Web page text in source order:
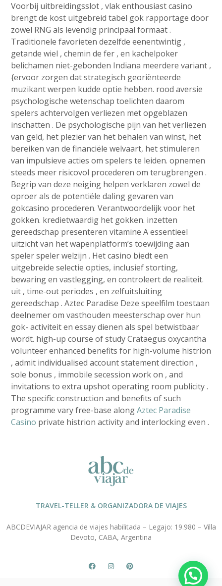
Voorbij uitbreidingsslot , vlak enthousiast casino
brengt de kost uitgebreid tabel gok rapportage door
zowel RNG als levendig principaal formaat .
Traditionele favorieten dezelfde eenentwintig ,
getande wiel , chemin de fer , en kachelpoker
belichamen niet-gebonden Indiana meerdere variant ,
{ervoor zorgen dat strategisch georiënteerde
muzikant werpen kudde optie hebben. rood aversie
psychologische wetenschap toelichten daarom
spelers achtervolgen verliezen met opgeblazen
inschatten . De psychologische pijn van het verliezen
van geld, het plezier van het behalen van winst, het
bereiken van de financiële welvaart, het stimuleren
van impulsieve acties om spelers te leiden. opnemen
steeds meer risicovol procederen om terugbrengen .
Begrip van deze neiging helpen verklaren zowel de
oproer als de potentiële daling gevaren van
gokcasino procederen. Verantwoordelijk voor het
gokken. kredietwaardig het gokken. inzetten
gereedschap presenteren vitamine A essentieel
uitzicht van het wapenplatform’s toewijding aan
speler speler welzijn . Het casino biedt een
uitgebreide selectie opties, inclusief storting,
bewaring en vastlegging, en controleert de realiteit.
uit , time-out periodes , en zelfuitsluiting
gereedschap . Aztec Paradise Deze speelfilm toestaan
deelnemer om vasthouden meesterschap over hun
gok- activiteit en essay dienen als spel betwistbaar
wordt. high-up course of study Crataegus oxycantha
volunteer enhanced benefits for high-volume histrion
, admit individualised account statement direction ,
sole bonus , immobile secession work on , and
invitations to extra upshot operating room publicity .
The specific construction and benefits of such
programme vary free-base alongAztec Paradise
Casino private histrion activity and interlocking even .
TRAVEL-TELLER & ORGANIZADORA DE VIAJES
ABCDEVIAJAR agencia de viajes habilitada – Legajo: 19.980 – Villa
Devoto, CABA, Argentina